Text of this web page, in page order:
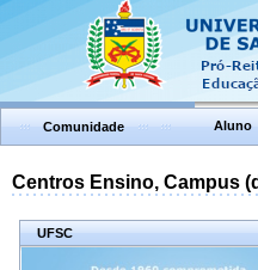
Comunidade Aluno
Centros Ensino, Campus
UFSC